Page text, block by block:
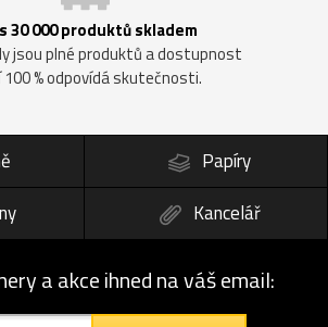
30 000 produktů skladem
jsou plné produktů a dostupnost
100 % odpovídá skutečnosti.
Papíry
Kancelář
a akce ihned na váš email: